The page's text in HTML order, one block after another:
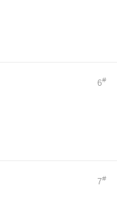
6#
7#